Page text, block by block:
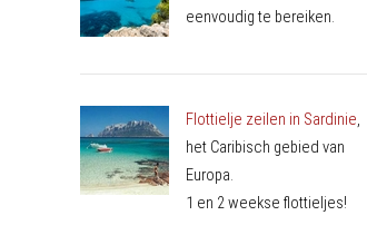
eenvoudig te bereiken.
Flottielje zeilen in Sardinie,
het Caribisch gebied van
Europa.
1 en 2 weekse flottieljes!